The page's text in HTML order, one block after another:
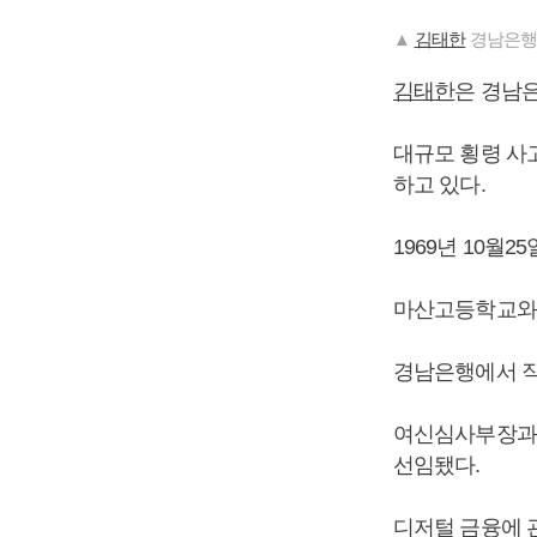
▲ 김태한경남은
김태한은 경남
대규모 횡령 사
하고 있다.
1969년 10월25
마산고등학교
경남은행에서
여신심사부장
선임됐다.
디저털 금융에